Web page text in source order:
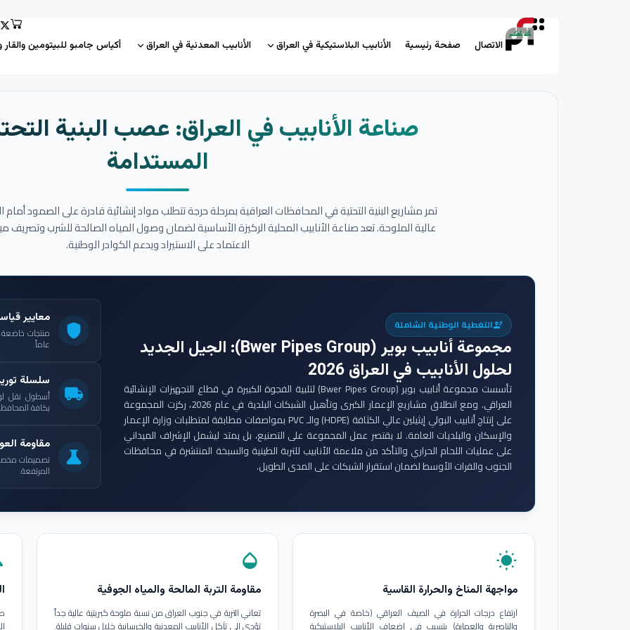
الاتصال صفحة رئيسية الأنابيب البلاستيكية في العراق الأنابيب المعدنية في العراق أكياس جامبو للبيتومين والقار
صناعة الأنابيب في العراق: عصب البنية
المستدامة
تمر مشاريع البنية التحتية في المحافظات العراقية بمرحلة حرجة تتطلب مواد إنشائية قادرة على الصمود أمام
عالية الملوحة. تعد صناعة الأنابيب المحلية الركيزة الأساسية لضمان وصول المياه الصالحة للشرب وتصريف
الاعتماد على الاستيراد ويدعم الكوادر الوطنية.
engineeringالتغطية الوطنية الشاملة
مجموعة أنابيب بوير (Bwer Pipes Group)
: الجيل الجديد
لحلول الأنابيب في العراق 2026
تأسست مجموعة أنابيب بوير (Bwer Pipes Group) لتلبية الفجوة الكبيرة في قطاع التجهيزات الإنشائية
العراقي. ومع انطلاق مشاريع الإعمار الكبرى وتأهيل الشبكات البلدية في عام 2026، ركزت المجموعة
على إنتاج أنابيب البولي إيثيلين عالي الكثافة (HDPE) والـ PVC بمواصفات مطابقة لمتطلبات وزارة الإعمار
والإسكان والبلديات العامة. لا يقتصر عمل المجموعة على التصنيع، بل يمتد ليشمل الإشراف الميداني
على عمليات اللحام الحراري والتأكد من ملاءمة الأنابيب للتربة الطينية والسبخة المنتشرة في محافظات
الجنوب والفرات الأوسط لضمان استقرار الشبكات على المدى الطويل.
shield
معايير
عاماً.
local_shipping
سلسلة
أسطول نقل
بكافة
science
مقاومة
تصميمات
المرتفعة.
wb_sunny
مواجهة المناخ والحرارة القاسية
ارتفاع درجات الحرارة في الصيف العراقي (خاصة في البصرة
والناصرية والعمارة) يتسبب في إضعاف الأنابيب البلاستيكية
opacity
مقاومة التربة المالحة والمياه الجوفية
تعاني التربة في جنوب العراق من نسبة ملوحة كبريتية عالية جداً
تؤدي إلى تآكل الأنابيب المعدنية والخرسانية خلال سنوات قليلة.